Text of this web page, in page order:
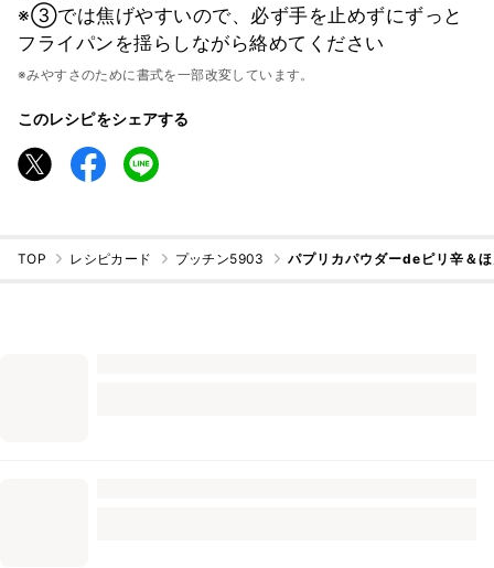
※③では焦げやすいので、必ず手を止めずにずっと
フライパンを揺らしながら絡めてください
※みやすさのために書式を一部改変しています。
このレシピをシェアする
TOP レシピカード プッチン5903 パプリカパウダーdeピリ辛＆